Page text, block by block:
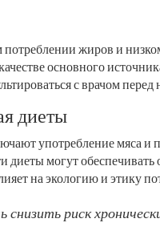
жиров и
основного
с врачом
диеты
употребление мяса
могут
на экологию и этику
риск